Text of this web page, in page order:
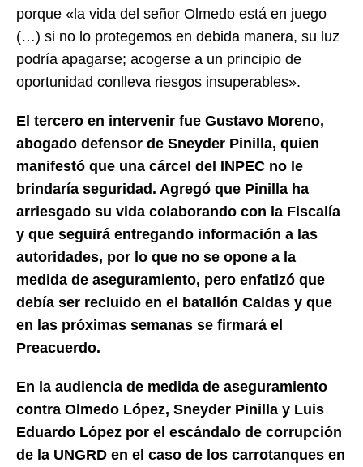
porque «la vida del señor Olmedo está en juego
(…) si no lo protegemos en debida manera, su luz
podría apagarse; acogerse a un principio de
oportunidad conlleva riesgos insuperables».
El tercero en intervenir fue Gustavo Moreno,
abogado defensor de Sneyder Pinilla, quien
manifestó que una cárcel del INPEC no le
brindaría seguridad. Agregó que Pinilla ha
arriesgado su vida colaborando con la Fiscalía
y que seguirá entregando información a las
autoridades, por lo que no se opone a la
medida de aseguramiento, pero enfatizó que
debía ser recluido en el batallón Caldas y que
en las próximas semanas se firmará el
Preacuerdo.
En la audiencia de medida de aseguramiento
contra Olmedo López, Sneyder Pinilla y Luis
Eduardo López por el escándalo de corrupción
de la UNGRD en el caso de los carrotanques en